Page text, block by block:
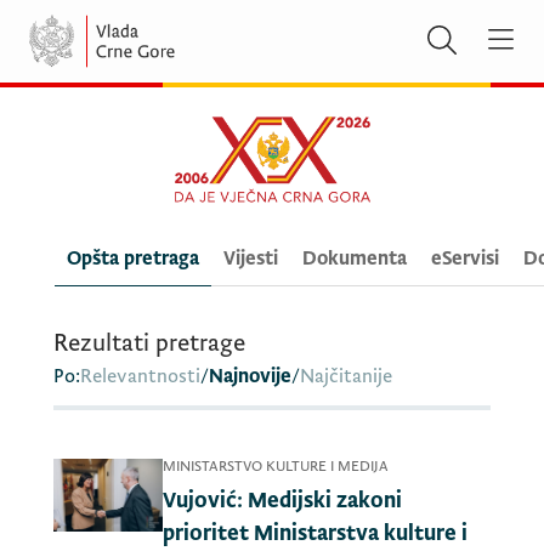
Opšta pretraga Vijesti Dokumenta eServisi
Rezultati pretrage
Po:Relevantnosti/Najnovije/Najčitanije
MINISTARSTVO KULTURE I MEDIJA
Vujović: Medijski zakoni
prioritet Ministarstva kulture i